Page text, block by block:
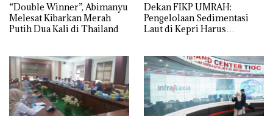
“Double Winner”, Abimanyu
Melesat Kibarkan Merah
Putih Dua Kali di Thailand
Dekan FIKP UMRAH:
Pengelolaan Sedimentasi
Laut di Kepri Harus
dengan Konservasi